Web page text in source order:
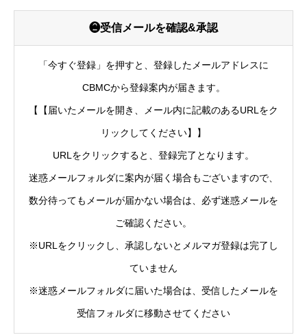
❷受信メールを確認&承認
「今すぐ登録」を押すと、登録したメールアドレスに
CBMCから登録案内が届きます。
【【届いたメールを開き、メール内に記載のあるURLをク
リックしてください】】
URLをクリックすると、登録完了となります。
迷惑メールフォルダに案内が届く場合もございますので、
数分待ってもメールが届かない場合は、必ず迷惑メールを
ご確認ください。
※URLをクリックし、承認しないとメルマガ登録は完了し
ていません
※迷惑メールフォルダに届いた場合は、受信したメールを
受信フォルダに移動させてください